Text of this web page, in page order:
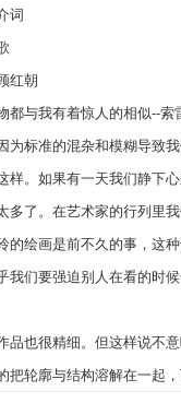
词
红朝
都与我有着惊人的相似--索
为标准的混杂和模糊导致
样。如果有一天我们静下
多了。在艺术家的行列里
的绘画是前不久的事，这
我们要强迫别人在看的时
品也很精细。但这样说不
把轮廓与结构溶解在一起